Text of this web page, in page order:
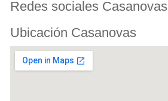
Redes sociales Casanovas
Ubicación Casanovas